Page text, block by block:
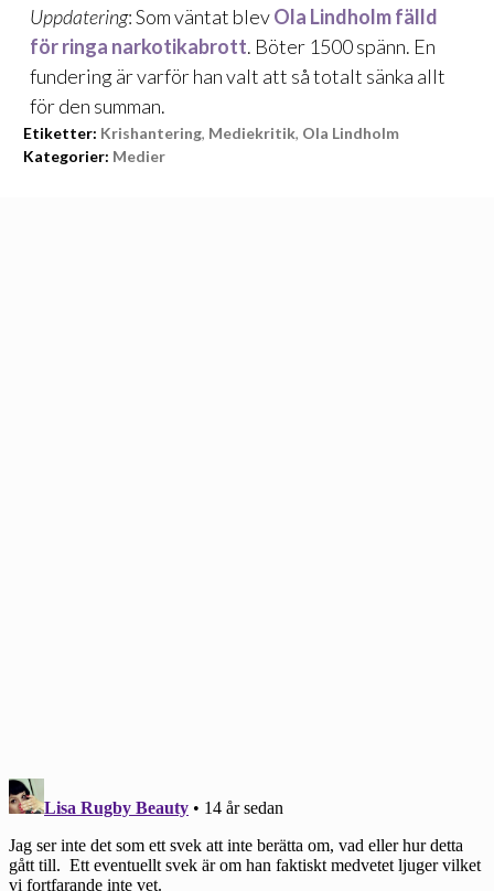
Uppdatering: Som väntat blevOla Lindholm fälld
för ringa narkotikabrott. Böter 1500 spänn. En
fundering är varför han valt att så totalt sänka allt
för den summan.
Etiketter: Krishantering, Mediekritik, Ola Lindholm
Kategorier: Medier